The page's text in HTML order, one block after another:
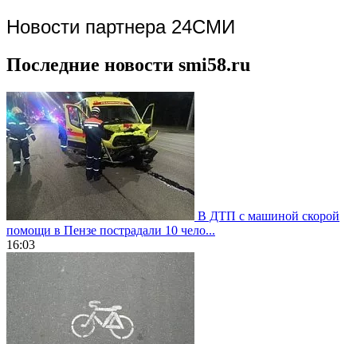
Новости партнера 24СМИ
Последние новости smi58.ru
В ДТП с машиной скорой
помощи в Пензе пострадали 10 чело...
16:03